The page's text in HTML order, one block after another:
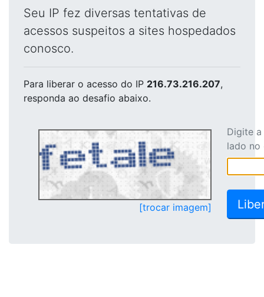
Seu IP fez diversas tentativas de
acessos suspeitos a sites hospedados
conosco.
Para liberar o acesso do IP 216.73.216.207,
responda ao desafio abaixo.
[trocar imagem]
Digite
lado no